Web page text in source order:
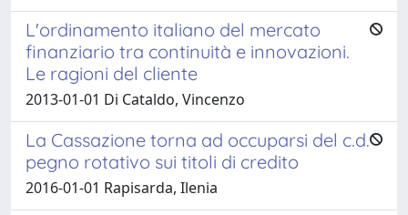
L'ordinamento italiano del mercato
finanziario tra continuità e innovazioni.
Le ragioni del cliente
2013-01-01 Di Cataldo, Vincenzo
La Cassazione torna ad occuparsi del c.d.
pegno rotativo sui titoli di credito
2016-01-01 Rapisarda, Ilenia